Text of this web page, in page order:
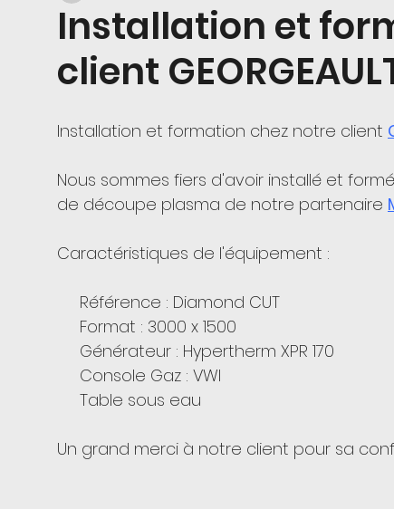
Installation et
client
Installation et formation chez notre client
Nous sommes fiers d'avoir installé et
de découpe plasma de notre partenaire
Caractéristiques de l'équipement :
Référence : Diamond CUT
Format : 3000 x 1500
Générateur : Hypertherm XPR 170
Console Gaz : VWI
Table sous eau
Un grand merci à notre client pour sa